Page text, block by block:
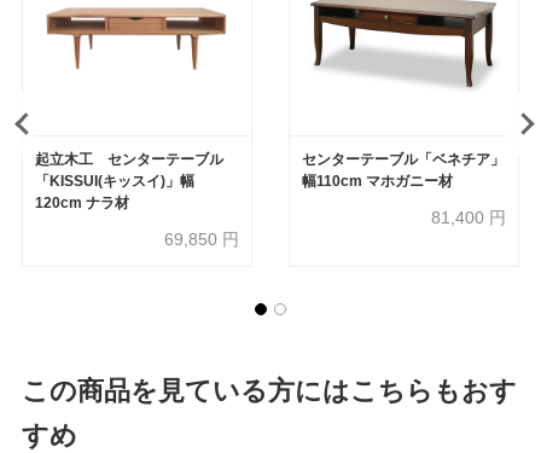
起立木工 センターテーブル
「KISSUI(キッスイ)」幅
120cm ナラ材
69,850 円
センターテーブル「ベネチア」
幅110cm マホガニー材
81,400 円
この商品を見ている方にはこちらもおす
すめ